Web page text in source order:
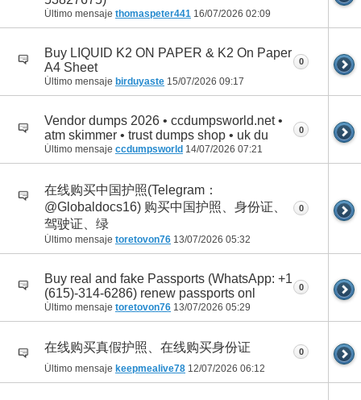
Último mensaje thomaspeter441 16/07/2026 02:09
Buy LIQUID K2 ON PAPER & K2 On Paper
A4 Sheet
Último mensaje birduyaste 15/07/2026 09:17
0
Vendor dumps 2026 • ccdumpsworld.net •
atm skimmer • trust dumps shop • uk du
Último mensaje ccdumpsworld 14/07/2026 07:21
0
在线购买中国护照(Telegram：
@Globaldocs16) 购买中国护照、身份证、
驾驶证、绿
Último mensaje toretovon76 13/07/2026 05:32
0
Buy real and fake Passports (WhatsApp: +1
(615)-314-6286) renew passports onl
Último mensaje toretovon76 13/07/2026 05:29
0
在线购买真假护照、在线购买身份证
Último mensaje keepmealive78 12/07/2026 06:12
0